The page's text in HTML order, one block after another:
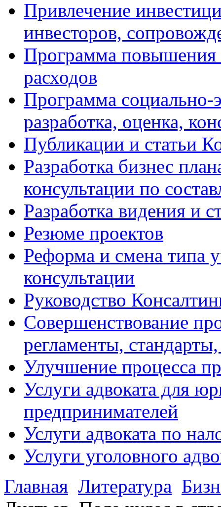
Привлечение
инвесторов,
Программа
расходов
Программа социально-
разработка, оценка,
Публикации и статьи
Разработка бизнес
консультации по
Разработка видения и
Резюме проектов
Реформа и смена типа
консультации
Руководство
Совершенствование
регламенты,
Улучшение процесса
Услуги адвоката для
предпринимателей
Услуги адвоката по
Услуги уголовного
Главная Литература